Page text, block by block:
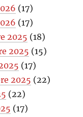
(17)
(17)
2025 (18)
2025 (15)
(17)
2025 (22)
(22)
(17)